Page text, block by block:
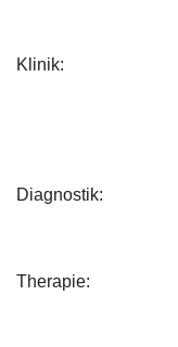
Klinik:
Diagnostik:
Therapie: